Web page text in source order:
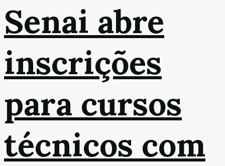
Senai abre
inscrições
para cursos
técnicos com